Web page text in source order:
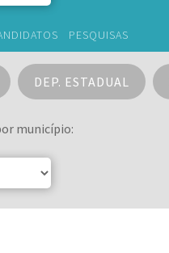
PESQUISAS
DEP. ESTADUAL
município: